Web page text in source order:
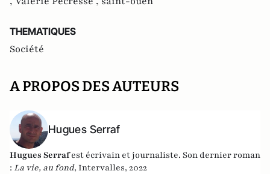
THEMATIQUES
Société
A PROPOS DES AUTEURS
Hugues Serraf
Hugues Serrafest écrivain et journaliste. Son dernier roman
: La vie, au fond, Intervalles, 2022